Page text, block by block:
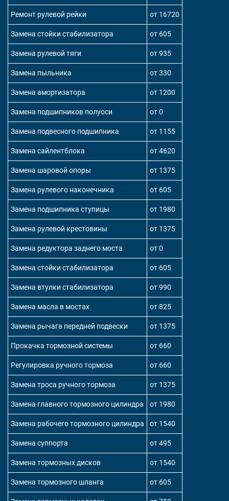
Ремонт рулевой рейки от 16720
Замена стойки стабилизатора от 605
Замена рулевой тяги от 935
Замена пыльника от 330
Замена амортизатора от 1200
Замена подшипников полуоси от 0
Замена подвесного подшипника от 1155
Замена сайлентблока от 4620
Замена шаровой опоры от 1375
Замена рулевого наконечника от 605
Замена подшипника ступицы от 1980
Замена рулевой крестовины от 1375
Замена редуктора заднего моста от 0
Замена стойки стабилизатора от 605
Замена втулки стабилизатора от 990
Замена масла в мостах от 825
Замена рычага передней подвески от 1375
Прокачка тормозной системы от 660
Регулировка ручного тормоза от 660
Замена троса ручного тормоза от 1375
Замена главного тормозного цилиндра от 1980
Замена рабочего тормозного цилиндра от 1540
Замена суппорта от 495
Замена тормозных дисков от 1540
Замена тормозного шланга от 605